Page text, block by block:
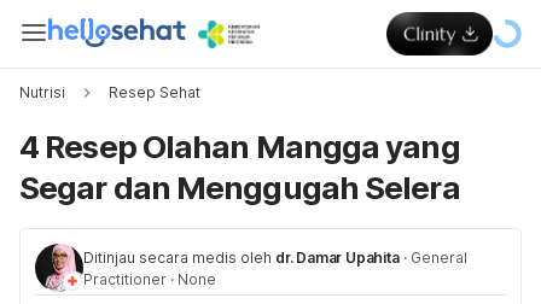
Nutrisi Resep Sehat
4 Resep Olahan Mangga yang
Segar dan Menggugah Selera
Ditinjau secara medis oleh dr. Damar Upahita · General
Practitioner · None